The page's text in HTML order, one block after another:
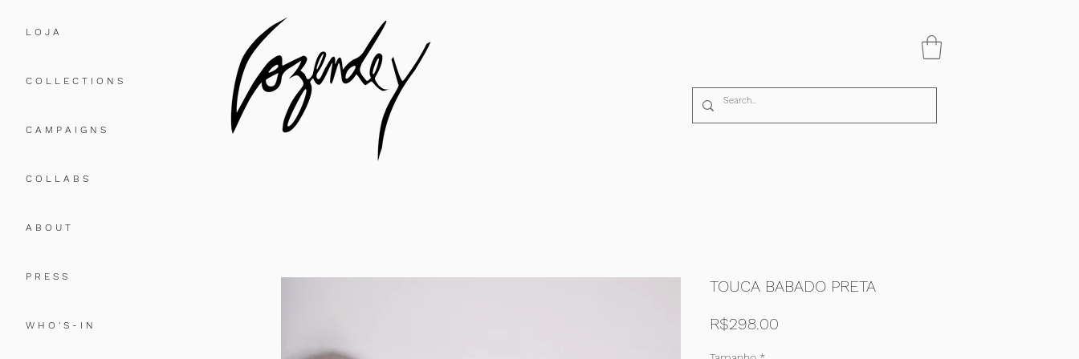
L O J A
C O L L E C T I O N S
C A M P A I G N S
C O L L A B S
A B O U T
P R E S S
W H O ' S - I N
TOUCA BABADO PRETA
R$298.00Price